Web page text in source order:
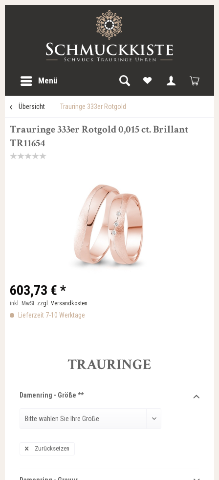
Menü
Übersicht Trauringe 333er Rotgold
Trauringe 333er Rotgold 0,015 ct. Brillant
TR11654
603,73 € *
inkl. MwSt. zzgl. Versandkosten
Lieferzeit 7-10 Werktage
TRAURINGE
Damenring - Größe **
Zurücksetzen